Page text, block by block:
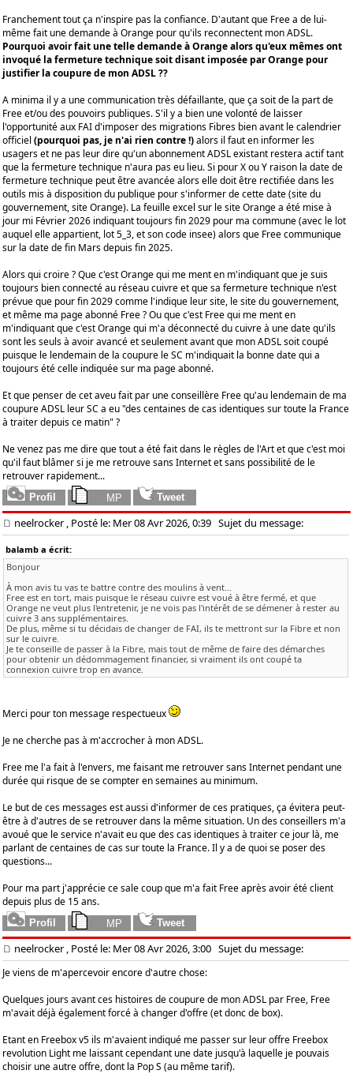
Franchement tout ça n'inspire pas la confiance. D'autant que Free a de lui-
même fait une demande à Orange pour qu'ils reconnectent mon ADSL.
Pourquoi avoir fait une telle demande à Orange alors qu'eux mêmes ont
invoqué la fermeture technique soit disant imposée par Orange pour
justifier la coupure de mon ADSL ??
A minima il y a une communication très défaillante, que ça soit de la part de
Free et/ou des pouvoirs publiques. S'il y a bien une volonté de laisser
l'opportunité aux FAI d'imposer des migrations Fibres bien avant le calendrier
officiel (pourquoi pas, je n'ai rien contre !)alors il faut en informer les
usagers et ne pas leur dire qu'un abonnement ADSL existant restera actif tant
que la fermeture technique n'aura pas eu lieu. Si pour X ou Y raison la date de
fermeture technique peut être avancée alors elle doit être rectifiée dans les
outils mis à disposition du publique pour s'informer de cette date (site du
gouvernement, site Orange). La feuille excel sur le site Orange a été mise à
jour mi Février 2026 indiquant toujours fin 2029 pour ma commune (avec le lot
auquel elle appartient, lot 5_3, et son code insee) alors que Free communique
sur la date de fin Mars depuis fin 2025.
Alors qui croire ? Que c'est Orange qui me ment en m'indiquant que je suis
toujours bien connecté au réseau cuivre et que sa fermeture technique n'est
prévue que pour fin 2029 comme l'indique leur site, le site du gouvernement,
et même ma page abonné Free ? Ou que c'est Free qui me ment en
m'indiquant que c'est Orange qui m'a déconnecté du cuivre à une date qu'ils
sont les seuls à avoir avancé et seulement avant que mon ADSL soit coupé
puisque le lendemain de la coupure le SC m'indiquait la bonne date qui a
toujours été celle indiquée sur ma page abonné.
Et que penser de cet aveu fait par une conseillère Free qu'au lendemain de ma
coupure ADSL leur SC a eu "des centaines de cas identiques sur toute la France
à traiter depuis ce matin" ?
Ne venez pas me dire que tout a été fait dans le règles de l'Art et que c'est moi
qu'il faut blâmer si je me retrouve sans Internet et sans possibilité de le
retrouver rapidement...
neelrocker, Posté le: Mer 08 Avr 2026, 0:39 Sujet du message:
balamb a écrit:
Bonjour
À mon avis tu vas te battre contre des moulins à vent...
Free est en tort, mais puisque le réseau cuivre est voué à être fermé, et que
Orange ne veut plus l'entretenir, je ne vois pas l'intérêt de se démener à rester au
cuivre 3 ans supplémentaires.
De plus, même si tu décidais de changer de FAI, ils te mettront sur la Fibre et non
sur le cuivre.
Je te conseille de passer à la Fibre, mais tout de même de faire des démarches
pour obtenir un dédommagement financier, si vraiment ils ont coupé ta
connexion cuivre trop en avance.
Merci pour ton message respectueux
Je ne cherche pas à m'accrocher à mon ADSL.
Free me l'a fait à l'envers, me faisant me retrouver sans Internet pendant une
durée qui risque de se compter en semaines au minimum.
Le but de ces messages est aussi d'informer de ces pratiques, ça évitera peut-
être à d'autres de se retrouver dans la même situation. Un des conseillers m'a
avoué que le service n'avait eu que des cas identiques à traiter ce jour là, me
parlant de centaines de cas sur toute la France. Il y a de quoi se poser des
questions...
Pour ma part j'apprécie ce sale coup que m'a fait Free après avoir été client
depuis plus de 15 ans.
neelrocker, Posté le: Mer 08 Avr 2026, 3:00 Sujet du message:
Je viens de m'apercevoir encore d'autre chose:
Quelques jours avant ces histoires de coupure de mon ADSL par Free, Free
m'avait déjà également forcé à changer d'offre (et donc de box).
Etant en Freebox v5 ils m'avaient indiqué me passer sur leur offre Freebox
revolution Light me laissant cependant une date jusqu'à laquelle je pouvais
choisir une autre offre, dont la Pop S (au même tarif).